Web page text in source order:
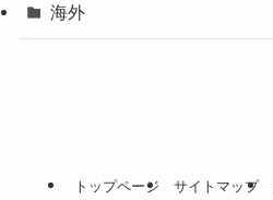
海外
トップページ サイトマップ